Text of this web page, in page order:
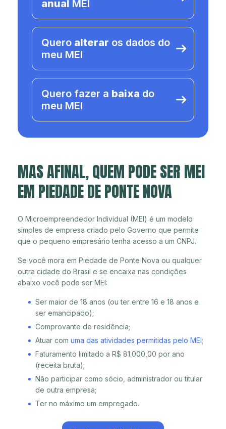
anual MEI
Quero alterar os dados do
meu MEI
Quero fazer a baixa do
meu MEI
MAS AFINAL, QUEM PODE SER MEI
EM PIEDADE DE PONTE NOVA
O Microempreendedor Individual (MEI) é um modelo
simples de empresa criado pelo Governo que permite
que o pequeno empresário tenha acesso a um CNPJ.
Se você mora em Piedade de Ponte Nova ou qualquer
outra cidade do Brasil e se encaixa nas condições
abaixo você pode ser MEI:
Ser maior de 18 anos (ou ter entre 16 e 18 anos e
ser emancipado);
Comprovante de residência;
Atuar com uma das atividades permitidas pelo MEI;
Faturamento limitado a R$ 81.000,00 por ano
(receita bruta);
Não participar como sócio, administrador ou titular
de outra empresa;
Ter no máximo um empregado.